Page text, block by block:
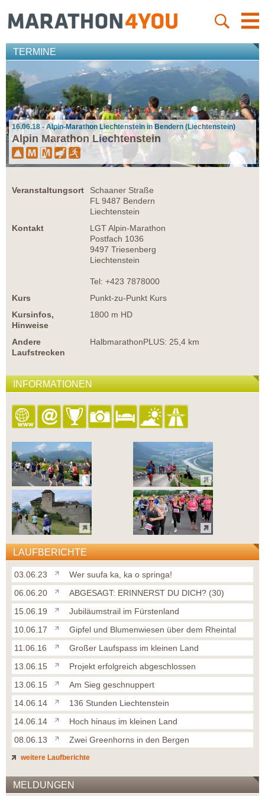
TERMINE
16.06.18 - Alpin-Marathon Liechtenstein in Bendern (Liechtenstein)
Alpin Marathon Liechtenstein
Veranstaltungsort
Schaaner Straße
FL 9487 Bendern
Liechtenstein
Kontakt
LGT Alpin-Marathon
Postfach 1036
9497 Triesenberg
Liechtenstein
Tel: +423 7878000
Kurs
Punkt-zu-Punkt Kurs
Kursinfos,
Hinweise
1800 m HD
Andere
Laufstrecken
HalbmarathonPLUS: 25,4 km
INFORMATIONEN
LAUFBERICHTE
03.06.23
Wer suufa ka, ka o springa!
06.06.20
ABGESAGT: ERINNERST DU DICH? (30)
15.06.19
Jubiläumstrail im Fürstenland
10.06.17
Gipfel und Blumenwiesen über dem Rheintal
11.06.16
Großer Laufspass im kleinen Land
13.06.15
Projekt erfolgreich abgeschlossen
13.06.15
Am Sieg geschnuppert
14.06.14
136 Stunden Liechtenstein
14.06.14
Hoch hinaus im kleinen Land
08.06.13
Zwei Greenhorns in den Bergen
weitere Laufberichte
MELDUNGEN